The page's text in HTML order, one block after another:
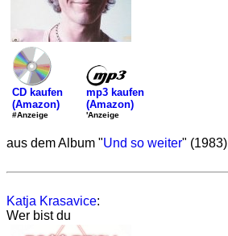
CD kaufen
(Amazon)
#Anzeige
mp3 kaufen
(Amazon)
'Anzeige
aus dem Album "Und so weiter" (1983)
Katja Krasavice:
Wer bist du